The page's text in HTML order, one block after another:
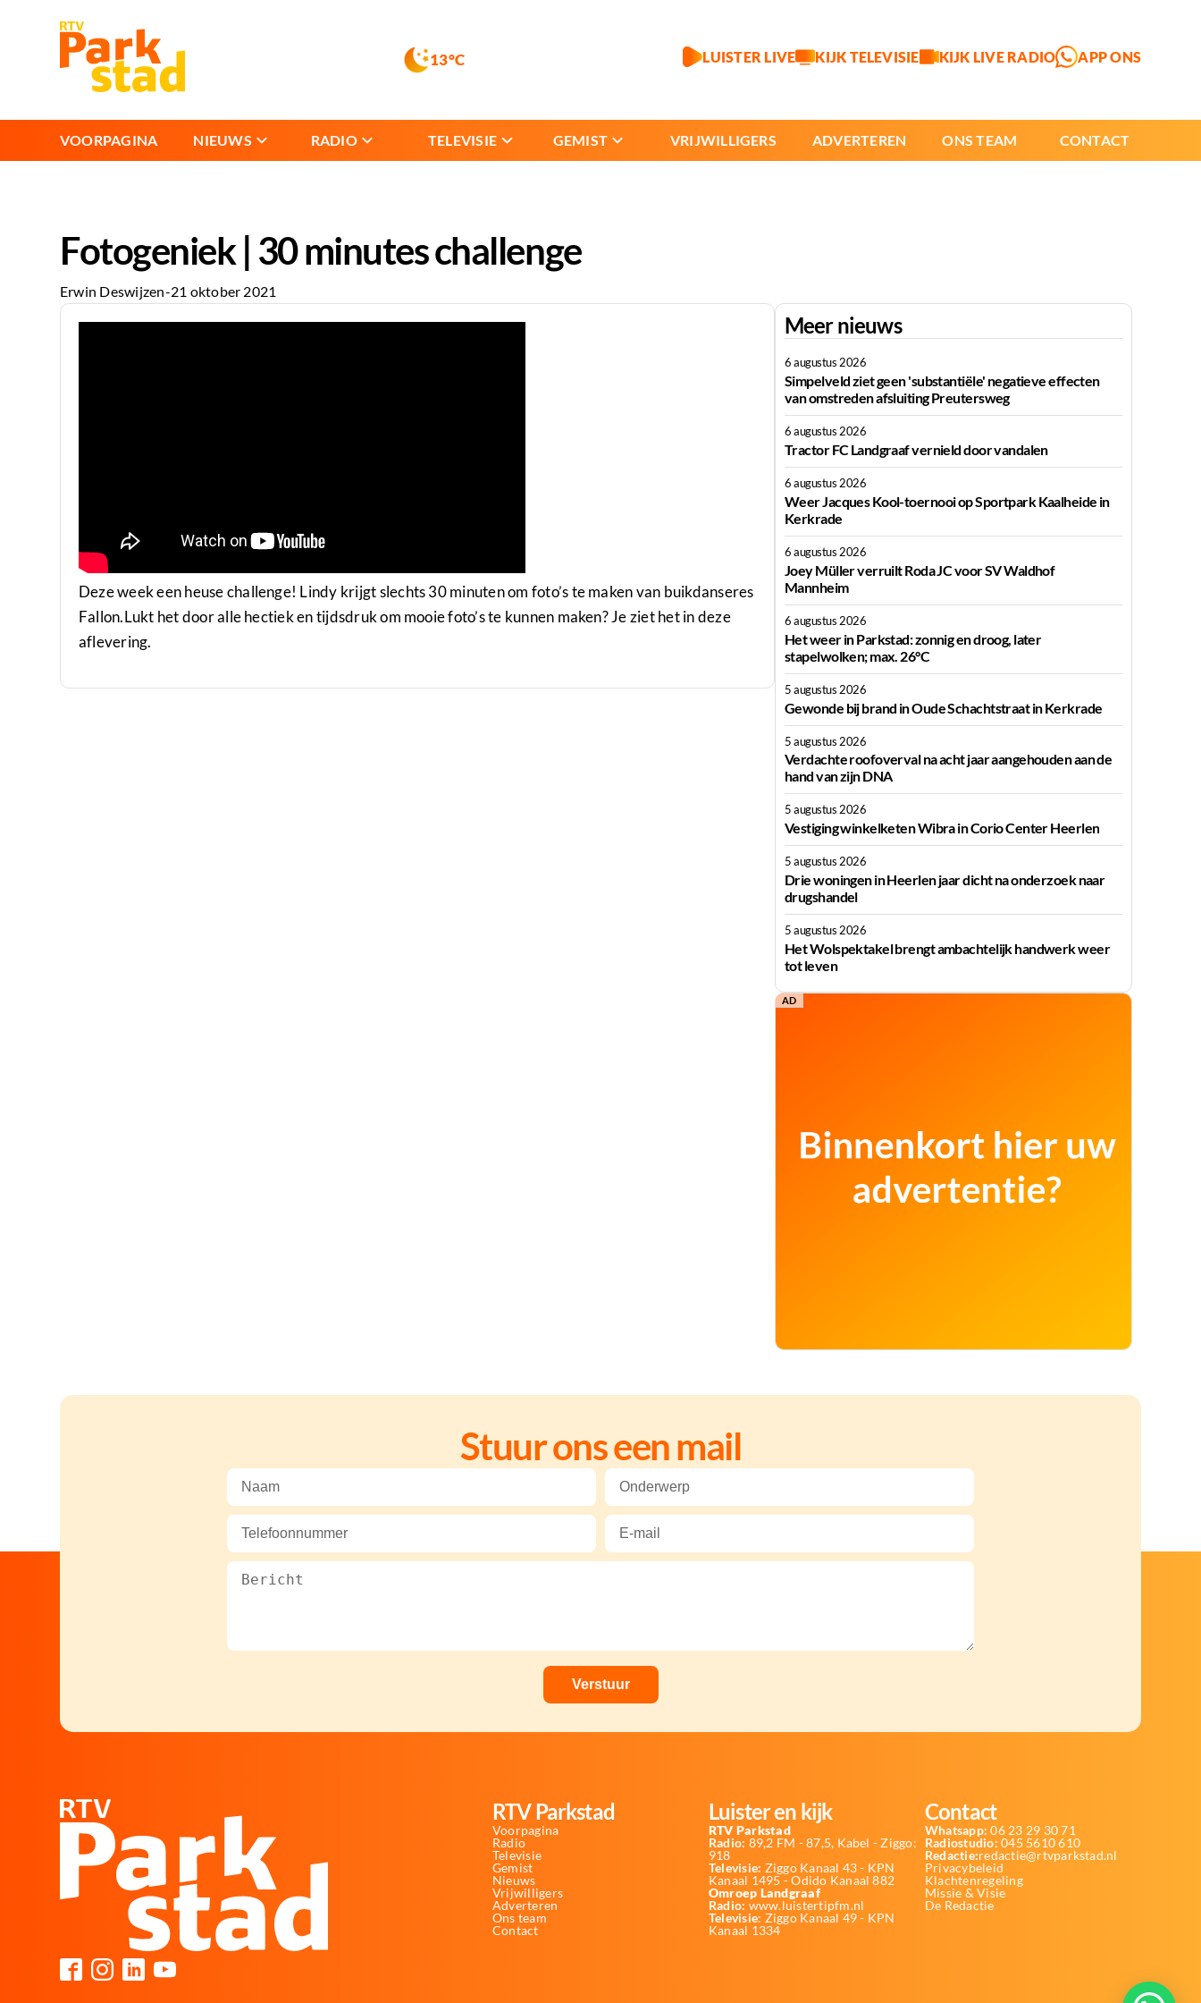
13°C LUISTER LIVE KIJK TELEVISIE KIJK LIVE RADIO APP ONS
VOORPAGINA NIEUWS RADIO TELEVISIE GEMIST VRIJWILLIGERS ADVERTEREN ONS TEAM CONTACT
Fotogeniek | 30 minutes challenge
Erwin Deswijzen-21 oktober 2021
Deze week een heuse challenge! Lindy krijgt slechts 30 minuten om foto’s te maken van buikdanseres
Fallon.Lukt het door alle hectiek en tijdsdruk om mooie foto’s te kunnen maken? Je ziet het in deze
aflevering.
Meer nieuws
6 augustus 2026
Simpelveld ziet geen 'substantiële' negatieve effecten
van omstreden afsluiting Preutersweg
6 augustus 2026
Tractor FC Landgraaf vernield door vandalen
6 augustus 2026
Weer Jacques Kool-toernooi op Sportpark Kaalheide in
Kerkrade
6 augustus 2026
Joey Müller verruilt Roda JC voor SV Waldhof
Mannheim
6 augustus 2026
Het weer in Parkstad: zonnig en droog, later
stapelwolken; max. 26°C
5 augustus 2026
Gewonde bij brand in Oude Schachtstraat in Kerkrade
5 augustus 2026
Verdachte roofoverval na acht jaar aangehouden aan de
hand van zijn DNA
5 augustus 2026
Vestiging winkelketen Wibra in Corio Center Heerlen
5 augustus 2026
Drie woningen in Heerlen jaar dicht na onderzoek naar
drugshandel
5 augustus 2026
Het Wolspektakel brengt ambachtelijk handwerk weer
tot leven
AD
Stuur ons een mail
RTV Parkstad
Voorpagina
Radio
Televisie
Gemist
Nieuws
Vrijwilligers
Adverteren
Ons team
Contact
Luister en kijk
RTV Parkstad
Radio: 89,2 FM - 87,5, Kabel - Ziggo:
918
Televisie: Ziggo Kanaal 43 - KPN
Kanaal 1495 - Odido Kanaal 882
Omroep Landgraaf
Radio: www.luistertipfm.nl
Televisie: Ziggo Kanaal 49 - KPN
Kanaal 1334
Contact
Whatsapp: 06 23 29 30 71
Radiostudio: 045 5610 610
Redactie:redactie@rtvparkstad.nl
Privacybeleid
Klachtenregeling
Missie & Visie
De Redactie